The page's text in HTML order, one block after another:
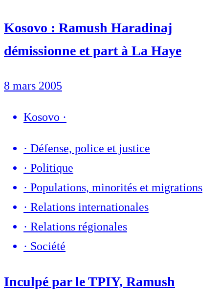
Kosovo : Ramush Haradinaj
démissionne et part à La Haye
8 mars 2005
Kosovo ·
· Défense, police et justice
· Politique
· Populations, minorités et migrations
· Relations internationales
· Relations régionales
· Société
Inculpé par le TPIY, Ramush